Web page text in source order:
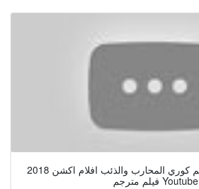
افلام اكشن 2019 فيلم كوري المحارب والذئب افلام اكشن 2018
فيلم مترجم Youtube